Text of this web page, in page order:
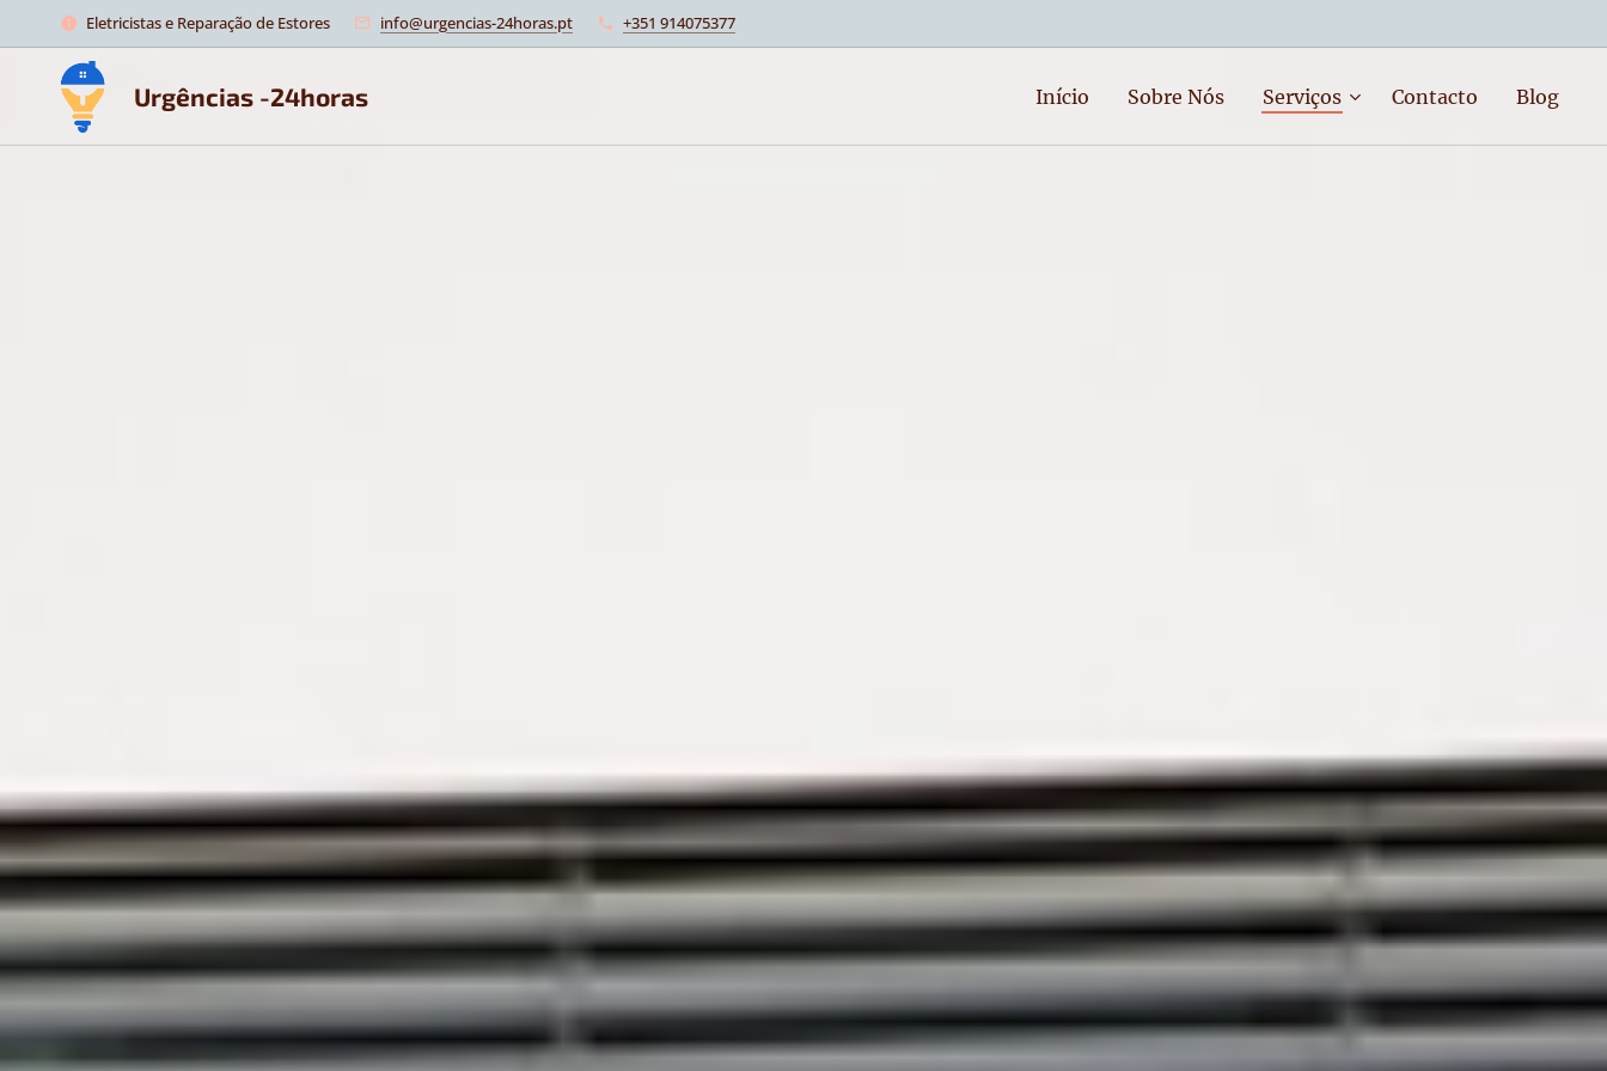
Eletricistas e Reparação de Estores info@urgencias-24horas.pt +351 914075377
Urgências -24horas Início Sobre Nós Serviços Contacto Blog